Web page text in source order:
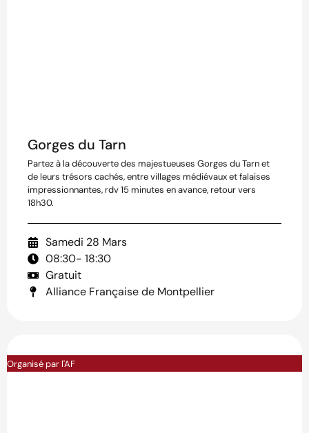
Gorges du Tarn
Partez à la découverte des majestueuses Gorges du Tarn et
de leurs trésors cachés, entre villages médiévaux et falaises
impressionnantes, rdv 15 minutes en avance, retour vers
18h30.
Samedi 28 Mars
08:30- 18:30
Gratuit
Alliance Française de Montpellier
Organisé par l'AF